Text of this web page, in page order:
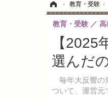
› 教育・受験 ›
【
選んだ
毎年大反響の
ついて、運営元
教育・受験 高